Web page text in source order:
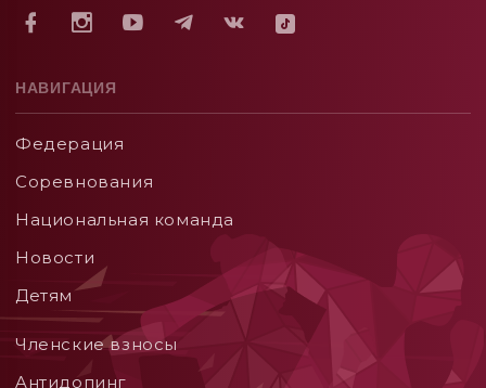
НАВИГАЦИЯ
Федерация
Соревнования
Национальная команда
Новости
Детям
Членские взносы
Aнтидопинг